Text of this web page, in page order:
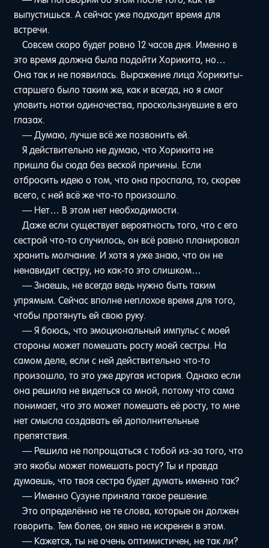
выпустишься. А сейчас уже подходит время для
встречи.
Совсем скоро будет ровно 12 часов дня. Именно в
это время должна была подойти Хорикита, но…
Она так и не появилась. Выражение лица Хорикиты-
старшего было таким же, как и всегда, но я смог
уловить нотки одиночества, проскользнувшие в его
глазах.
— Думаю, лучше всё же позвонить ей.
Я действительно не думаю, что Хорикита не
пришла бы сюда без веской причины. Если
отбросить идею о том, что она проспала, то, скорее
всего, с ней всё же что-то произошло.
— Нет… В этом нет необходимости.
Даже если существует вероятность того, что с его
сестрой что-то случилось, он всё равно планировал
хранить молчание. И хотя я уже знаю, что он не
ненавидит сестру, но как-то это слишком…
— Знаешь, не всегда ведь нужно быть таким
упрямым. Сейчас вполне неплохое время для того,
чтобы протянуть ей свою руку.
— Я боюсь, что эмоциональный импульс с моей
стороны может помешать росту моей сестры. На
самом деле, если с ней действительно что-то
произошло, то это уже другая история. Однако если
она решила не видеться со мной, потому что сама
понимает, что это может помешать её росту, то мне
нет смысла создавать ей дополнительные
препятствия.
— Решила не попрощаться с тобой из-за того, что
это якобы может помешать росту? Ты и правда
думаешь, что твоя сестра будет думать именно так?
— Именно Сузуне приняла такое решение.
Это определённо не те слова, которые он должен
говорить. Тем более, он явно не искренен в этом.
— Кажется, ты не очень оптимистичен, не так ли?